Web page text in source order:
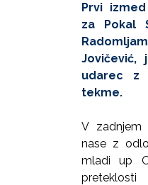
Prvi
za Pokal
Jovičević,
udarec z
tekme.
V zadnjem
nase z
mladi up